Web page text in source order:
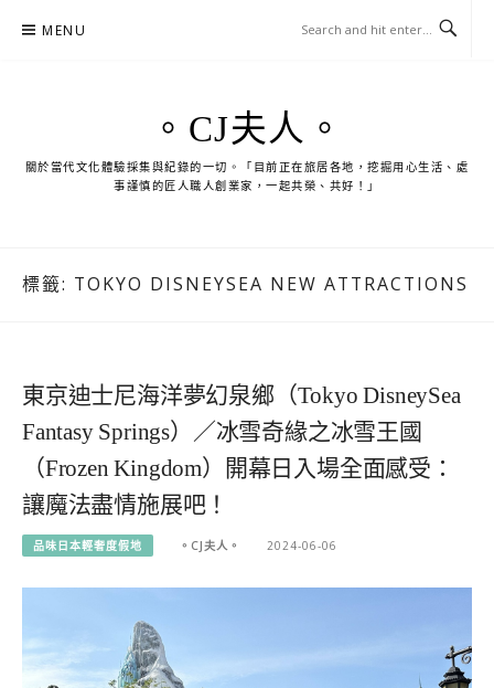
MENU
。CJ夫人。
關於當代文化體驗採集與紀錄的一切。「目前正在旅居各地，挖掘用心生活、處
事謹慎的匠人職人創業家，一起共榮、共好！」
標籤: TOKYO DISNEYSEA NEW ATTRACTIONS
東京迪士尼海洋夢幻泉鄉（Tokyo DisneySea
Fantasy Springs）／冰雪奇緣之冰雪王國
（Frozen Kingdom）開幕日入場全面感受：
讓魔法盡情施展吧！
品味日本輕奢度假地 。CJ夫人。 2024-06-06